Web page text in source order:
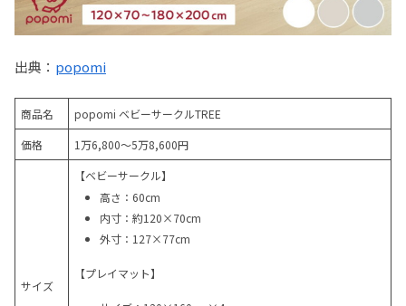
出典： popomi
商品名
popomi ベビーサークルTREE
価格
1万6,800～5万8,600円
サイズ
【ベビーサークル】
高さ：60cm
内寸：約120×70cm
外寸：127×77cm
【プレイマット】